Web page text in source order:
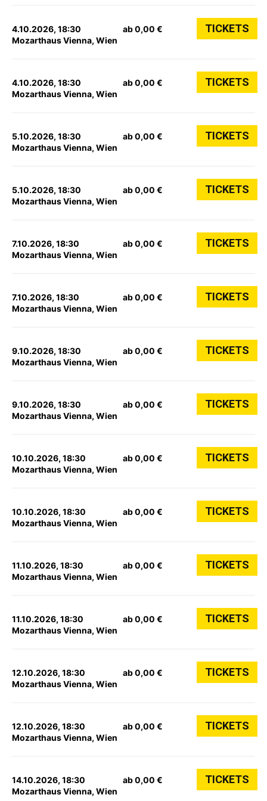
4.10.2026, 18:30
Mozarthaus Vienna, Wien
ab 0,00 € TICKETS
4.10.2026, 18:30
Mozarthaus Vienna, Wien
ab 0,00 € TICKETS
5.10.2026, 18:30
Mozarthaus Vienna, Wien
ab 0,00 € TICKETS
5.10.2026, 18:30
Mozarthaus Vienna, Wien
ab 0,00 € TICKETS
7.10.2026, 18:30
Mozarthaus Vienna, Wien
ab 0,00 € TICKETS
7.10.2026, 18:30
Mozarthaus Vienna, Wien
ab 0,00 € TICKETS
9.10.2026, 18:30
Mozarthaus Vienna, Wien
ab 0,00 € TICKETS
9.10.2026, 18:30
Mozarthaus Vienna, Wien
ab 0,00 € TICKETS
10.10.2026, 18:30
Mozarthaus Vienna, Wien
ab 0,00 € TICKETS
10.10.2026, 18:30
Mozarthaus Vienna, Wien
ab 0,00 € TICKETS
11.10.2026, 18:30
Mozarthaus Vienna, Wien
ab 0,00 € TICKETS
11.10.2026, 18:30
Mozarthaus Vienna, Wien
ab 0,00 € TICKETS
12.10.2026, 18:30
Mozarthaus Vienna, Wien
ab 0,00 € TICKETS
12.10.2026, 18:30
Mozarthaus Vienna, Wien
ab 0,00 € TICKETS
14.10.2026, 18:30
Mozarthaus Vienna, Wien
ab 0,00 € TICKETS